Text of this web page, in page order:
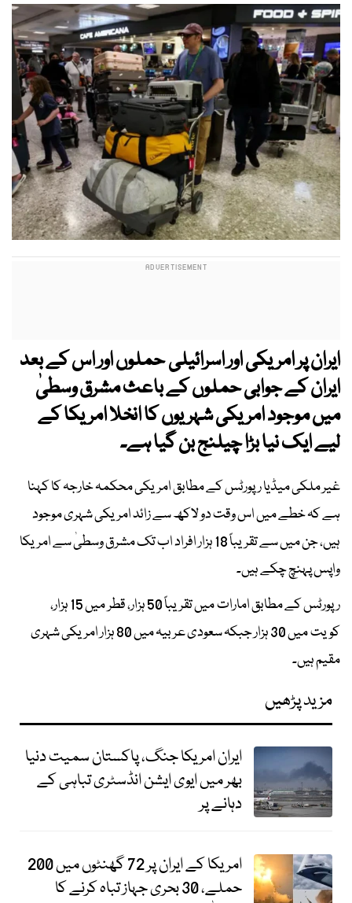
ایران پر امریکی اور اسرائیلی حملوں اور اس کے بعد
ایران کے جوابی حملوں کے باعث مشرق وسطیٰ
میں موجود امریکی شہریوں کا انخلا امریکا کے
لیے ایک نیا بڑا چیلنج بن گیا ہے۔
غیر ملکی میڈیا رپورٹس کے مطابق امریکی محکمہ خارجہ کا کہنا
ہے کہ خطے میں اس وقت دو لاکھ سے زائد امریکی شہری موجود
ہیں، جن میں سے تقریباً 18 ہزار افراد اب تک مشرق وسطیٰ سے امریکا
واپس پہنچ چکے ہیں۔
رپورٹس کے مطابق امارات میں تقریباً 50 ہزار، قطر میں 15 ہزار،
کویت میں 30 ہزار جبکہ سعودی عربیہ میں 80 ہزار امریکی شہری
مقیم ہیں۔
مزید پڑھیں
ایران امریکا جنگ، پاکستان سمیت دنیا
بھر میں ایوی ایشن انڈسٹری تباہی کے
دہانے پر
امریکا کے ایران پر 72 گھنٹوں میں 200
حملے، 30 بحری جہاز تباہ کرنے کا